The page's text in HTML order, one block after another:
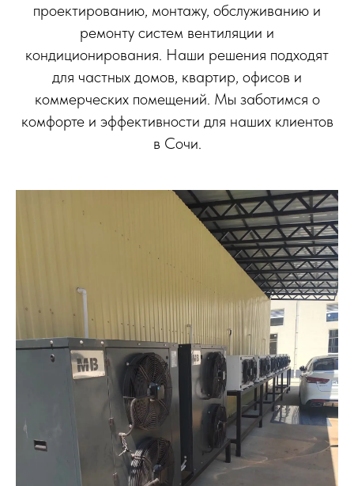
проектированию, монтажу, обслуживанию и
ремонту систем вентиляции и
кондиционирования. Наши решения подходят
для частных домов, квартир, офисов и
коммерческих помещений. Мы заботимся о
комфорте и эффективности для наших клиентов
в Сочи.